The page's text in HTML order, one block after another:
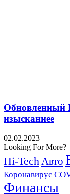
Обновленный
изысканнее
02.02.2023
Looking For More?
Hi-Tech Авто
Коронавирус
Финансы